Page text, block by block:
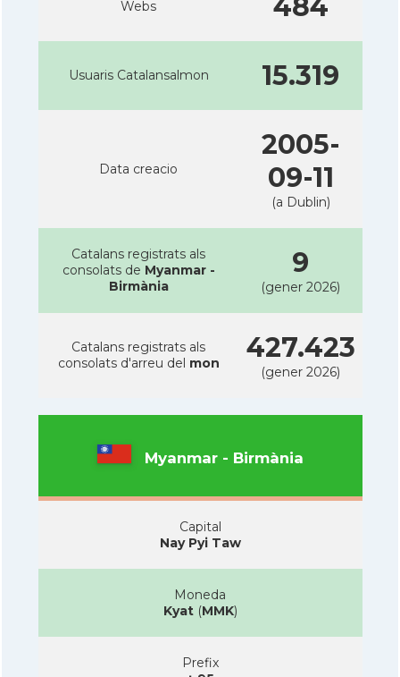
Webs
Usuaris Catalansalmon 15.319
Data creacio
2005-
09-11
(a Dublin)
Catalans registrats als
consolats de Myanmar -
Birmània
9
(gener 2026)
Catalans registrats als
consolats d'arreu del mon 427.423
(gener 2026)
Myanmar - Birmània
Capital
Nay Pyi Taw
Moneda
Kyat(MMK)
Prefix